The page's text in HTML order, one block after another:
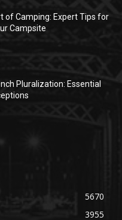
of Camping: Expert Tips for
Campsite
Pluralization: Essential
5670
3955